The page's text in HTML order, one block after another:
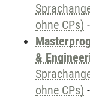
ohne CPs) -
&
ohne CPs) -